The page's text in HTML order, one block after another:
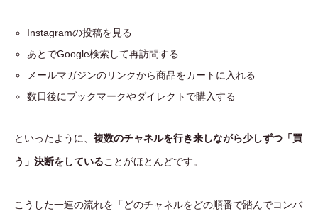
Instagramの投稿を見る
あとでGoogle検索して再訪問する
メールマガジンのリンクから商品をカートに入れる
数日後にブックマークやダイレクトで購入する
といったように、 複数のチャネルを行き来しながら少しずつ「買
う」決断をしていることがほとんどです。
こうした一連の流れを「どのチャネルをどの順番で踏んでコンバ